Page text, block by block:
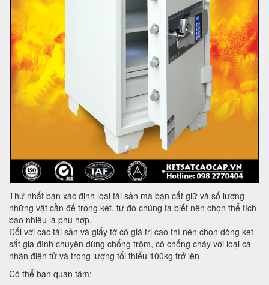
Thứ nhất bạn xác định loại tài sản mà bạn cất giữ và số lượng
những vật cần để trong két, từ đó chúng ta biết nên chọn thể tích
bao nhiêu là phù hợp.
Đối với các tài sản và giấy tờ có giá trị cao thì nên chọn dòng két
sắt gia đình chuyên dùng chống trộm, có chống cháy với loại cá
nhân điện tử và trọng lượng tối thiểu 100kg trở lên
Có thể bạn quan tâm: